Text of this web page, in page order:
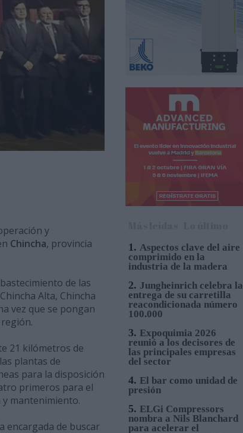
y
Chincha, provincia
de las
Alta, Chincha
vez que se pongan
21 kilómetros de
plantas de
para la disposición
primeros para el
mantenimiento.
encargada de buscar
1. Aspectos clave del aire
comprimido en la
industria de la madera
2. Jungheinrich celebra la
entrega de su carretilla
reacondicionada número
100.000
3. Expoquimia 2026
reunió a los decisores de
las principales empresas
del sector
4. El bar como unidad de
presión
5. ELGi Compressors
nombra a Nils Blanchard
para acelerar el